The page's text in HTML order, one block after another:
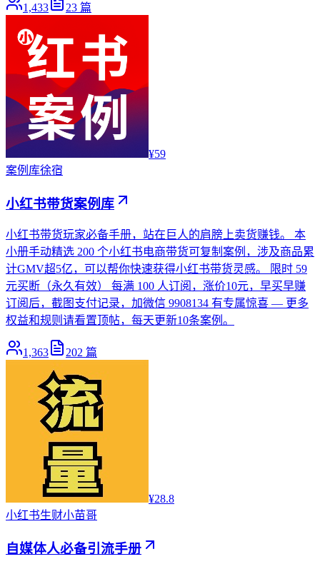
1,433 23 篇
¥59
案例库徐宿
小红书带货案例库
小红书带货玩家必备手册，站在巨人的肩膀上卖货赚钱。 本
小册手动精选 200 个小红书电商带货可复制案例，涉及商品累
计GMV超5亿，可以帮你快速获得小红书带货灵感。 限时 59
元买断（永久有效） 每满 100 人订阅，涨价10元，早买早赚
订阅后，截图支付记录，加微信 9908134 有专属惊喜 — 更多
权益和规则请看置顶帖，每天更新10条案例。
1,363 202 篇
¥28.8
小红书生财小苗哥
自媒体人必备引流手册